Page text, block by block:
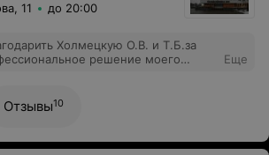
11 до 20:00
Холмецкую О.В. и Т.Б.за
решение моего
Еще
Отзывы10